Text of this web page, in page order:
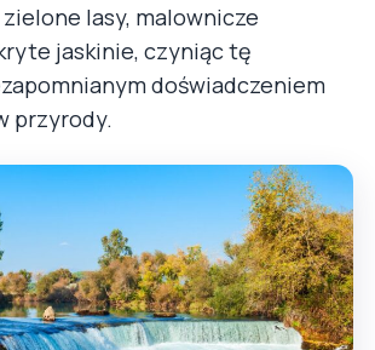
lasy, malownicze
jaskinie, czyniąc tę
doświadczeniem
przyrody.